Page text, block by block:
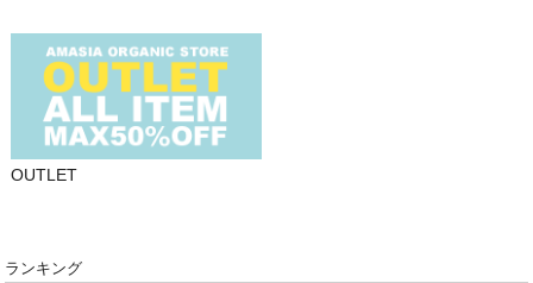
OUTLET
ランキング